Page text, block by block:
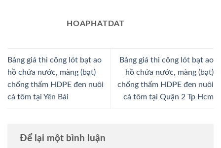
HOAPHATDAT
Bảng giá thi công lót bạt ao
hồ chứa nước, màng (bạt)
chống thấm HDPE đen nuôi
cá tôm tại Yên Bái
Bảng giá thi công lót bạt ao
hồ chứa nước, màng (bạt)
chống thấm HDPE đen nuôi
cá tôm tại Quận 2 Tp Hcm
Để lại một bình luận